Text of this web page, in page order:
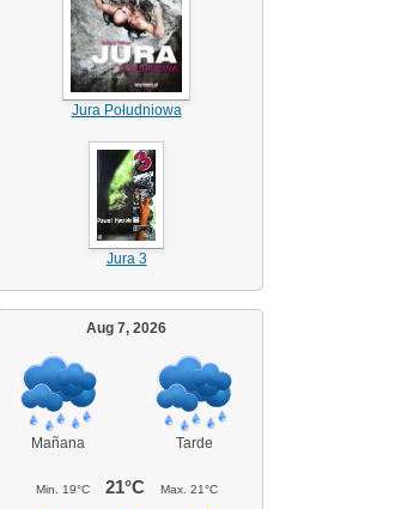
Jura Południowa
Jura 3
Aug 7, 2026
Mañana Tarde
Min. 19°C 21°C Max. 21°C